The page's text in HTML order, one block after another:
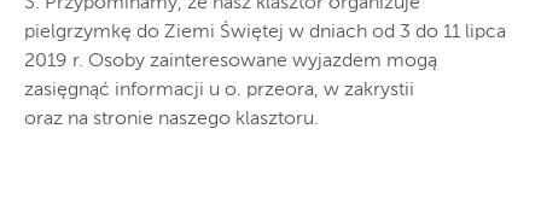
pielgrzymkę do Ziemi Świętej w dniach od 3 do 11 lipca
2019 r. Osoby zainteresowane wyjazdem mogą
zasięgnąć informacji u o. przeora, w zakrystii
oraz na stronie naszego klasztoru.